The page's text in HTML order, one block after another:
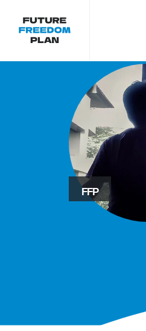
FFP